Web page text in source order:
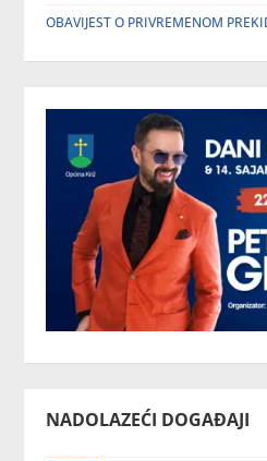
OBAVIJEST O PRIVREMENOM
NADOLAZEĆI DOGAĐAJI